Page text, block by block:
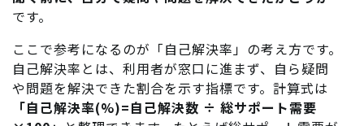
です。
ここで参考になるのが「自己解決率」の考え方です。
自己解決率とは、利用者が窓口に進まず、自ら疑問
や問題を解決できた割合を示す指標です。計算式は
「自己解決率(%)=自己解決数 ÷ 総サポート需要